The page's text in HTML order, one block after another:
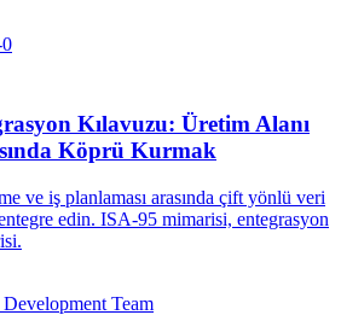
Kılavuzu: Üretim Alanı
Köprü Kurmak
ve iş planlaması arasında çift yönlü veri
edin. ISA-95 mimarisi, entegrasyon
Team